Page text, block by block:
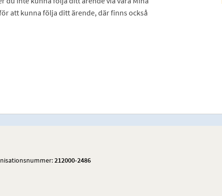
att kunna följa ditt ärende, där finns också
212000-2486